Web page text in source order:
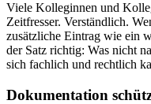
Viele Kolleginnen und
Zeitfresser. Verständlich.
zusätzliche Eintrag wie ein
der Satz richtig: Was nicht
sich fachlich und rechtlich
Dokumentation